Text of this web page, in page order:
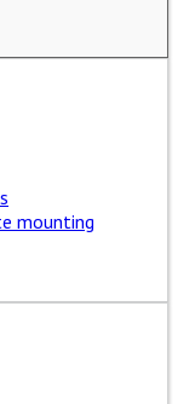
mounting